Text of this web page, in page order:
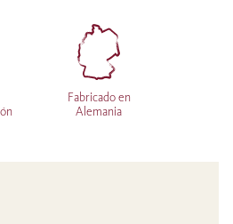
Fabricado en
Alemania